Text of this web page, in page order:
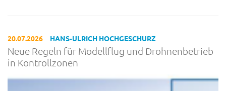
20.07.2026 HANS-ULRICH HOCHGESCHURZ
Neue Regeln für Modellflug und Drohnenbetrieb
in Kontrollzonen